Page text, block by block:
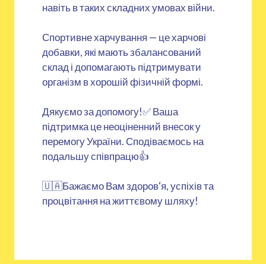
навіть в таких складних умовах війни.
Спортивне харчування — це харчові
добавки, які мають збалансований
склад і допомагають підтримувати
організм в хорошій фізичній формі.
Дякуємо за допомогу!✅ Ваша
підтримка це неоціненний внесок у
перемогу України. Сподіваємось на
подальшу співпрацю👍
🇺🇦Бажаємо Вам здоров‘я, успіхів та
процвітання на життєвому шляху!